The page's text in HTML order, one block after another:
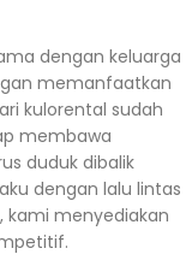
dengan keluarga
memanfaatkan
kulorental sudah
membawa
duduk dibalik
dengan lalu lintas
kami menyediakan